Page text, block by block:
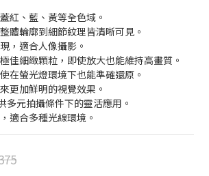
紅、藍、黃等全色域。
體輪廓到細節紋理皆清晰可見。
，適合人像攝影。
佳細緻顆粒，即使放大也能維持高畫質。
在螢光燈環境下也能準確還原。
更加鮮明的視覺效果。
多元拍攝條件下的靈活應用。
適合多種光線環境。